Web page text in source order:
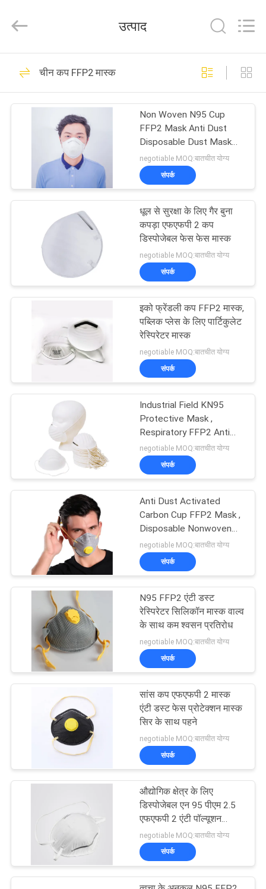
उत्पादों
कारखाना
नियंत्रण
समाचार
उद्धरण
की
साइटमैप
PRIVACY
POLICY
PRODUCTS
CO.,LTD(WUHAN
Rights
डिस्पोजेबल मेडिकल गाउन
47
डिस्पोजेबल सुरक्षात्मक
गाउन
57
डिस्पोजेबल सर्जिकल
ड्रैप्स
17
पीईटीजी श्रिंक फिल्म
नैदानिक ​​परीक्षण किट
14
Foldable KN95 मास्क
31
कप FFP2 मास्क
उत्पाद
चीन कप FFP2 मास्क
Non Woven N95 Cup
FFP2 Mask Anti Dust
Disposable Dust Mask
With Earloop
negotiable MOQ:बातचीत योग्य
संपर्क
धूल से सुरक्षा के लिए गैर बुना
कपड़ा एफएफपी 2 कप
डिस्पोजेबल फेस फेस मास्क
negotiable MOQ:बातचीत योग्य
संपर्क
इको फ्रेंडली कप FFP2 मास्क,
पब्लिक प्लेस के लिए पार्टिकुलेट
रेस्पिरेटर मास्क
negotiable MOQ:बातचीत योग्य
संपर्क
Industrial Field KN95
Protective Mask ,
Respiratory FFP2 Anti
Dust Cup Mask
negotiable MOQ:बातचीत योग्य
संपर्क
Anti Dust Activated
Carbon Cup FFP2 Mask ,
Disposable Nonwoven
Dust Mask With Valve
negotiable MOQ:बातचीत योग्य
संपर्क
N95 FFP2 एंटी डस्ट
रेस्पिरेटर सिलिकॉन मास्क वाल्व
के साथ कम श्वसन प्रतिरोध
negotiable MOQ:बातचीत योग्य
संपर्क
सांस कप एफएफपी 2 मास्क
एंटी डस्ट फेस प्रोटेक्शन मास्क
सिर के साथ पहने
negotiable MOQ:बातचीत योग्य
संपर्क
औद्योगिक क्षेत्र के लिए
डिस्पोजेबल एन 95 पीएम 2.5
एफएफपी 2 एंटी पॉल्यूशन
रेस्पिरेटर फेस मास्क
negotiable MOQ:बातचीत योग्य
संपर्क